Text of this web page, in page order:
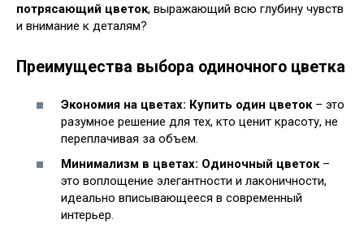
потрясающий цветок, выражающий всю глубину чувств
и внимание к деталям?
Преимущества выбора одиночного цветка
Экономия на цветах: Купить один цветок– это
разумное решение для тех, кто ценит красоту, не
переплачивая за объем.
Минимализм в цветах: Одиночный цветок–
это воплощение элегантности и лаконичности,
идеально вписывающееся в современный
интерьер.